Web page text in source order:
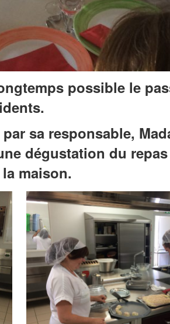
possible le
sa responsable,
dégustation du
maison.